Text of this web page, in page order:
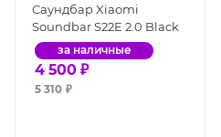
Саундбар Xiaomi
Soundbar S22E 2.0 Black
за наличные
4 500 ₽
5 310 ₽